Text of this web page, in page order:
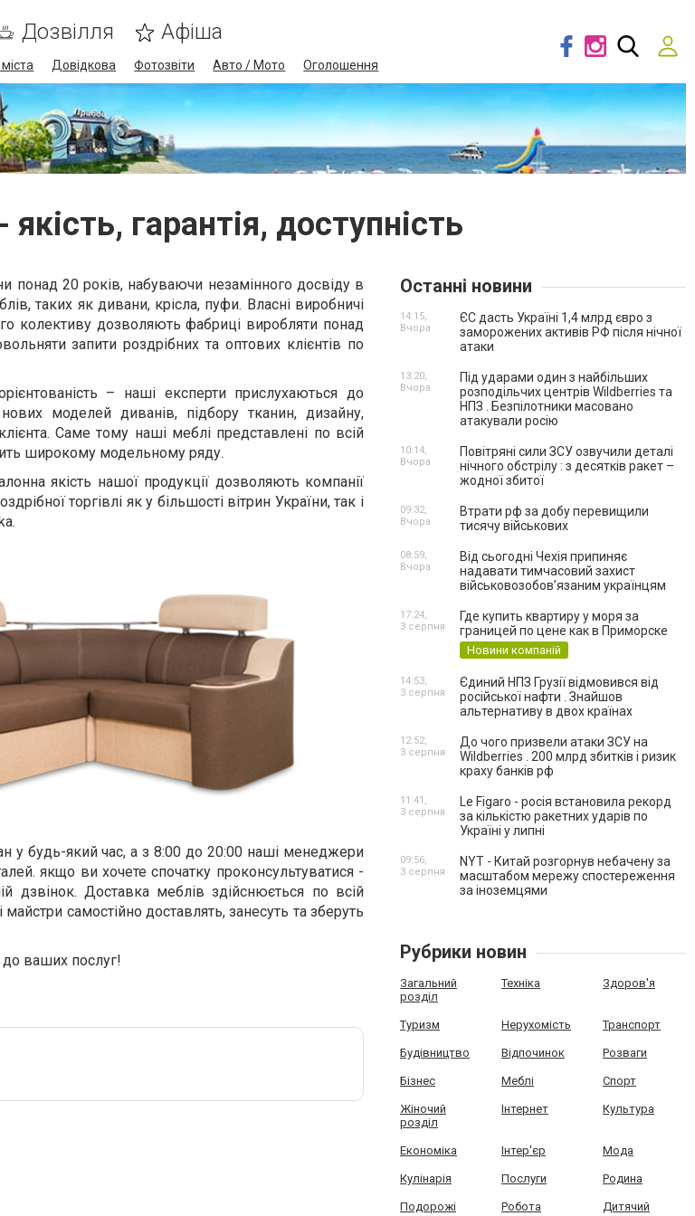
Дозвілля Афіша
Довідкова Фотозвіти Авто / Мото Оголошення
гарантія, доступність
понад 20 років, набуваючи незамінного досвіду в
таких як дивани, крісла, пуфи. Власні виробничі
колективу дозволяють фабриці виробляти понад
запити роздрібних та оптових клієнтів по
– наші експерти прислухаються до
моделей диванів, підбору тканин, дизайну,
Саме тому наші меблі представлені по всій
широкому модельному ряду.
якість нашої продукції дозволяють компанії
торгівлі як у більшості вітрин України, так і
у будь-який час, а з 8:00 до 20:00 наші менеджери
якщо ви хочете спочатку проконсультуватися -
дзвінок. Доставка меблів здійснюється по всій
самостійно доставлять, занесуть та зберуть
до ваших послуг!
Останні новини
ЄС дасть Україні 1,4 млрд євро з
заморожених активів РФ після нічної
атаки
14:15,
Вчора
Під ударами один з найбільших
розподільчих центрів Wildberries та
НПЗ . Безпілотники масовано
атакували росію
13:20,
Вчора
Повітряні сили ЗСУ озвучили деталі
нічного обстрілу : з десятків ракет –
жодної збитої
10:14,
Вчора
Втрати рф за добу перевищили
тисячу військових
09:32,
Вчора
Від сьогодні Чехія припиняє
надавати тимчасовий захист
військовозобов’язаним українцям
08:59,
Вчора
Где купить квартиру у моря за
границей по цене как в Приморске
Новини компаній
17:24,
3 серпня
Єдиний НПЗ Грузії відмовився від
російської нафти . Знайшов
альтернативу в двох країнах
14:53,
3 серпня
До чого призвели атаки ЗСУ на
Wildberries . 200 млрд збитків і ризик
краху банків рф
12:52,
3 серпня
Le Figaro - росія встановила рекорд
за кількістю ракетних ударів по
Україні у липні
11:41,
3 серпня
NYT - Китай розгорнув небачену за
масштабом мережу спостереження
за іноземцями
09:56,
3 серпня
Рубрики новин
Загальний
розділ
Техніка Здоров'я
Туризм Нерухомість Транспорт
Будівництво Відпочинок Розваги
Бізнес Меблі Спорт
Жіночий
розділ
Інтернет Культура
Економіка Інтер'єр Мода
Кулінарія Послуги Родина
Подорожі Робота
Дитячий